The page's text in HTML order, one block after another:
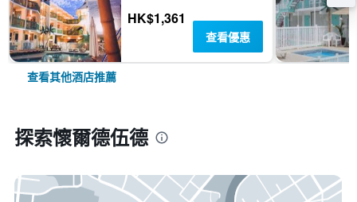
HK$1,361
查看優惠
查看其他酒店推薦
探索懷爾德伍德